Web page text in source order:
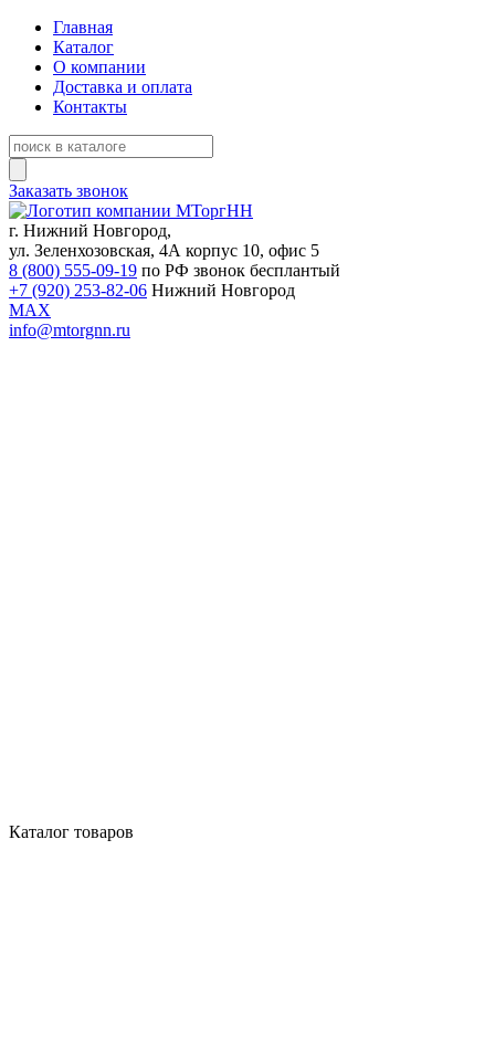
Главная
Каталог
О компании
Доставка и оплата
Контакты
Заказать звонок
г. Нижний Новгород,
ул. Зеленхозовская, 4А корпус 10, офис 5
8 (800) 555-09-19 по РФ звонок бесплантый
+7 (920) 253-82-06 Нижний Новгород
MAX
info@mtorgnn.ru
Каталог товаров